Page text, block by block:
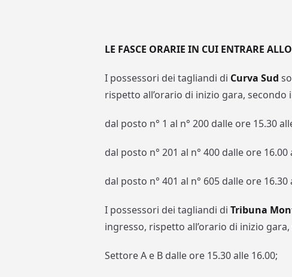
LE FASCE ORARIE IN CUI ENTRARE
I possessori dei tagliandi di Curva Sud
rispetto all’orario di inizio gara,
dal posto n° 1 al n° 200 dalle ore 15.30
dal posto n° 201 al n° 400 dalle ore 16.00
dal posto n° 401 al n° 605 dalle ore
I possessori dei tagliandi diTribuna
ingresso, rispetto all’orario di inizio
Settore A e B dalle ore 15.30 alle 16.00;